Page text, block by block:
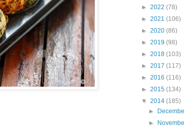
► 2022 (78)
► 2021 (106)
► 2020 (86)
► 2019 (98)
► 2018 (103)
► 2017 (117)
► 2016 (116)
► 2015 (134)
▼ 2014 (185)
►
►